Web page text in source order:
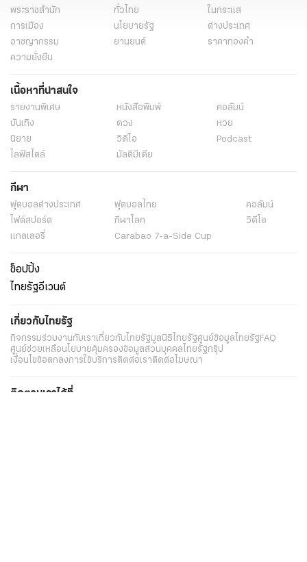
พระราชสำนัก ทั่วไทย
ในกระแส
การเมือง
นโยบายรัฐ
ต่างประเทศ
อาชญากรรม
ยานยนต์
ราคาทองคำ
ความยั่งยืน
เนื้อหาที่น่าสนใจ
รายงานพิเศษ หนังสือพิมพ์
คอลัมน์
บันเทิง
ดวง
หวย
นิยาย
วิดีโอ
Podcast
ไลฟ์สไตล์
มัลติมีเดีย
กีฬา
ฟุตบอลต่่างประเทศ ฟุตบอลไทย
คอลัมน์
ไฟต์สปอร์ต
กีฬาโลก
วิดีโอ
แกลเลอรี่
Carabao 7-a-Side Cup
ช็อปปิ้ง
ไทยรัฐอีเวนต์
เกี่ยวกับไทยรัฐ
กิจกรรมร่วมงานกับเราเกี่ยวกับไทยรัฐมูลนิธิไทยรัฐศูนย์ข้อมูลไทยรัฐFAQ
ศูนย์ช่วยเหลือนโยบายคุ้มครองข้อมูลส่วนบุคคลไทยรัฐกรุ๊ป
เงื่อนไขข้อตกลงการใช้บริการติดต่อเราติดต่อโฆษณา
ติดตามเราได้ที่